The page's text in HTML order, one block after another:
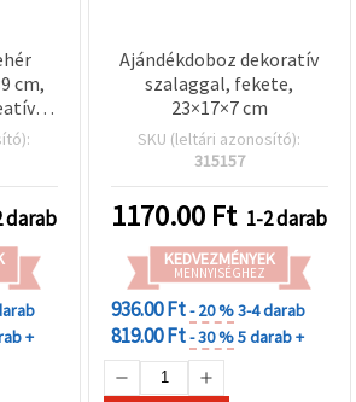
cm,
darab
+
Ajándékdoboz dekoratív
szalaggal, fekete,
23×17×7 cm
SKU (leltári azonosító):
315157
1170.00 Ft 1-2 darab
KEDVEZMÉNYEK
MENNYISÉGHEZ
936.00 Ft- 20 %3-4 darab
819.00 Ft- 30 %5 darab +